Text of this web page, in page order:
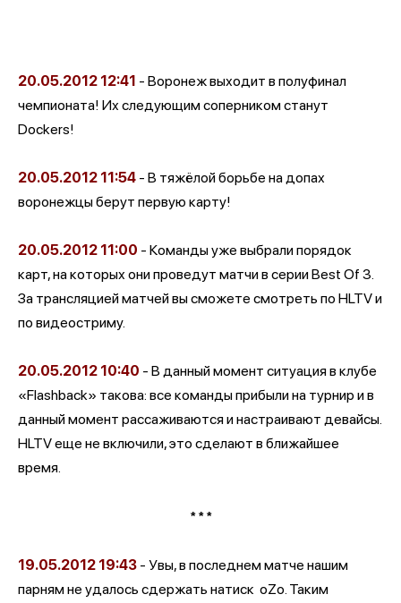
20.05.2012 12:41 - Воронеж выходит в полуфинал
чемпионата! Их следующим соперником станут
Dockers!
20.05.2012 11:54 - В тяжёлой борьбе на допах
воронежцы берут первую карту!
20.05.2012 11:00 - Команды уже выбрали порядок
карт, на которых они проведут матчи в серии Best Of 3.
За трансляцией матчей вы сможете смотреть по HLTV и
по видеостриму.
20.05.2012 10:40 - В данный момент ситуация в клубе
«Flashback» такова: все команды прибыли на турнир и в
данный момент рассаживаются и настраивают девайсы.
HLTV еще не включили, это сделают в ближайшее
время.
* * *
19.05.2012 19:43 - Увы, в последнем матче нашим
парням не удалось сдержать натиск oZo. Таким